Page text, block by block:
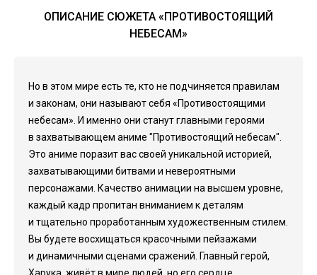
ОПИСАНИЕ СЮЖЕТА «ПРОТИВОСТОЯЩИЙ
НЕБЕСАМ»
Но в этом мире есть те, кто не подчиняется правилам
и законам, они называют себя «Противостоящими
небесам». И именно они станут главными героями
в захватывающем аниме "Противостоящий небесам".
Это аниме поразит вас своей уникальной историей,
захватывающими битвами и невероятными
персонажами. Качество анимации на высшем уровне,
каждый кадр пропитан вниманием к деталям
и тщательно проработанным художественным стилем.
Вы будете восхищаться красочными пейзажами
и динамичными сценами сражений. Главный герой,